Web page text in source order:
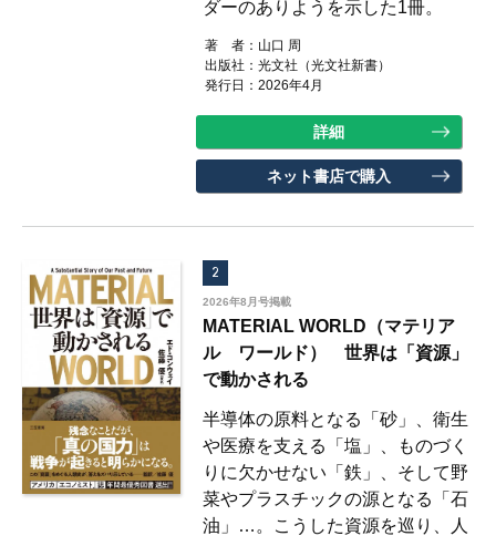
ダーのありようを示した1冊。
著 者： 山口 周
出版社： 光文社（光文社新書）
発行日：2026年4月
詳細
ネット書店で購入
2
2026年8月号掲載
MATERIAL WORLD（マテリア
ル ワールド） 世界は「資源」
で動かされる
半導体の原料となる「砂」、衛生
や医療を支える「塩」、ものづく
りに欠かせない「鉄」、そして野
菜やプラスチックの源となる「石
油」…。こうした資源を巡り、人